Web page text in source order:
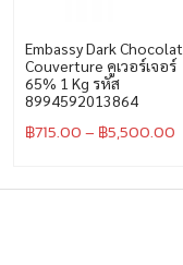
Embassy Dark
Couverture คูเวอร์เจอร์
65% 1 Kg รหัส
8994592013864
฿715.00– ฿5,500.00